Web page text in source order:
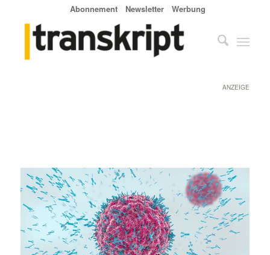
Abonnement Newsletter Werbung
ANZEIGE